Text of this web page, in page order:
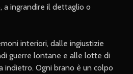
a ingrandire il dettaglio o
interiori, dalle ingiustizie
guerre lontane e alle lotte di
indietro. Ogni brano è un colpo